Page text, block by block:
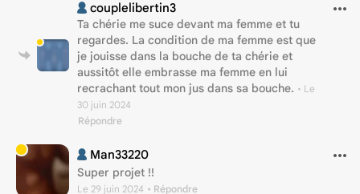
couplelibertin3
Ta chérie me suce devant ma femme et tu
regardes. La condition de ma femme est que
je jouisse dans la bouche de ta chérie et
aussitôt elle embrasse ma femme en lui
recrachant tout mon jus dans sa bouche. • Le
30 juin 2024
Répondre
Man33220
Super projet !!
Le 29 juin 2024 • Répondre